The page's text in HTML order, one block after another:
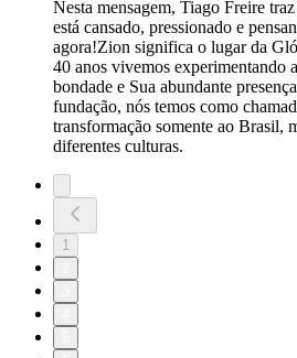
Nesta mensagem, Tiago Freire
está cansado, pressionado e
agora!Zion significa o lugar da
40 anos vivemos experimentando
bondade e Sua abundante
fundação, nós temos como
transformação somente ao Brasil,
diferentes culturas.
1